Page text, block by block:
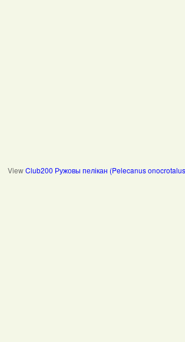
ViewClub200 Ружовы пелікан (Pelecanus